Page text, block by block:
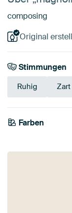
composing
Original
Stimmungen
Ruhig Zart
Farben
Beige
Bordeaux
Smaragdgrün